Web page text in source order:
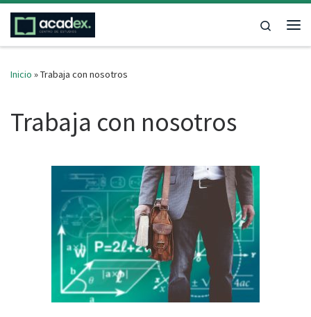
Saltar al contenido
Search
Inicio »Trabaja con nosotros
Trabaja con nosotros